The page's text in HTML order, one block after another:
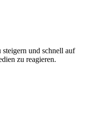
und schnell auf
zu reagieren.